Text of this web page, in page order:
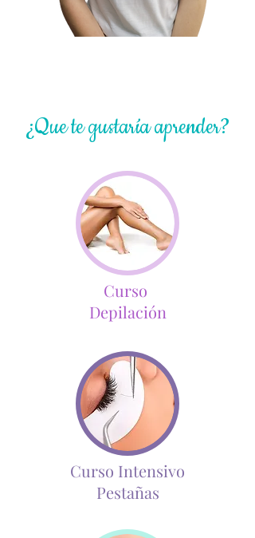
¿Que te gustaría aprender?
Curso
Depilación
Curso Intensivo
Pestañas